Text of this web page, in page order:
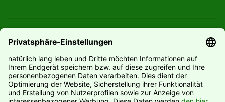
Informationen
Hersteller